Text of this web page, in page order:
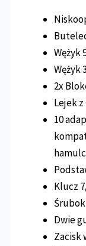
Wężyk
Wężyk
2x
Lejek
10
Klucz
Dwie
Zacisk